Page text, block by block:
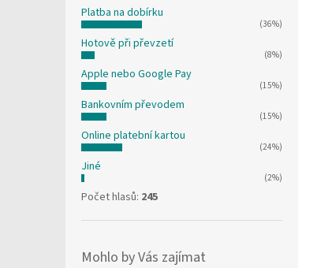
Platba na dobírku
(36%)
Hotově při převzetí
(8%)
Apple nebo Google Pay
(15%)
Bankovním převodem
(15%)
Online platební kartou
(24%)
Jiné
(2%)
Počet hlasů: 245
Mohlo by Vás zajímat